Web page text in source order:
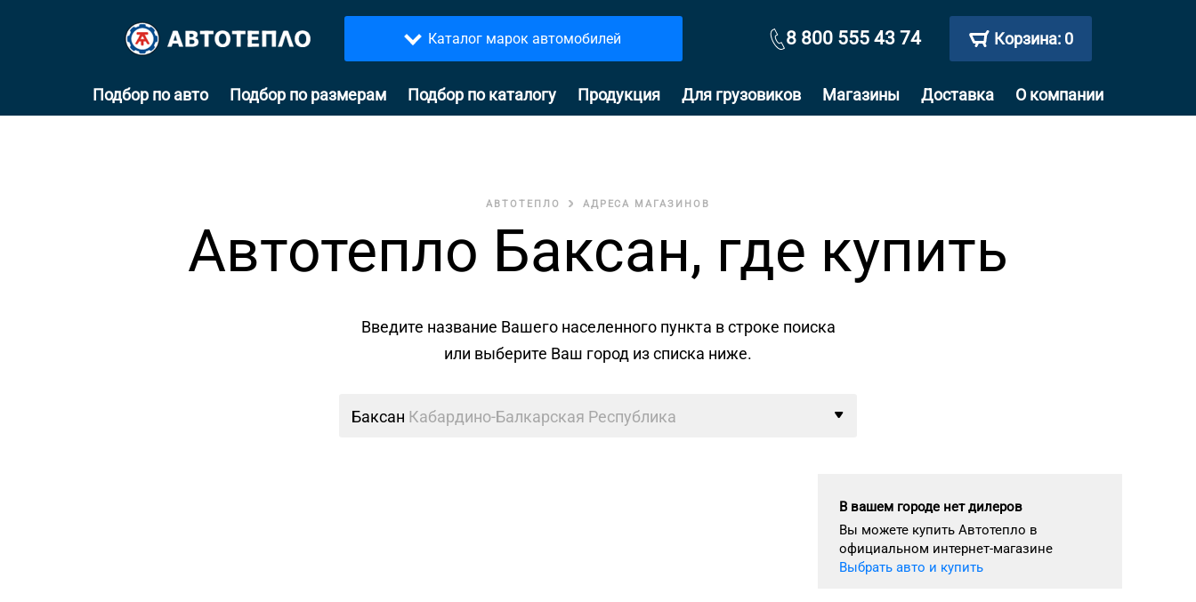
Каталог марок автомобилей 8 800 555 43 74 Корзина: 0
Подбор по авто Подбор по размерам Подбор по каталогу Продукция Для грузовиков Магазины Доставка О компании
АВТОТЕПЛО АДРЕСА МАГАЗИНОВ
Автотепло Баксан, где купить
Введите название Вашего населенного пункта в строке поиска
или выберите Ваш город из списка ниже.
Баксан Кабардино-Балкарская Республика
В вашем городе нет дилеров
Вы можете купить Автотепло в
официальном интернет-магазине
Выбрать авто и купить